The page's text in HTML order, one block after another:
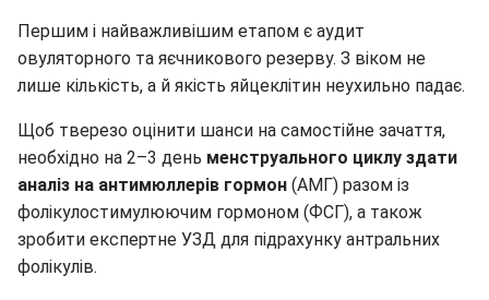
Першим і найважливішим етапом є аудит
овуляторного та яєчникового резерву. З віком не
лише кількість, а й якість яйцеклітин неухильно падає.
Щоб тверезо оцінити шанси на самостійне зачаття,
необхідно на 2–3 день менструального циклу здати
аналіз на антимюллерів гормон (АМГ) разом із
фолікулостимулюючим гормоном (ФСГ), а також
зробити експертне УЗД для підрахунку антральних
фолікулів.